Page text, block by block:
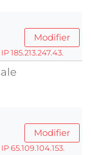
Modifier
185.213.247.43.
Modifier
65.109.104.153.